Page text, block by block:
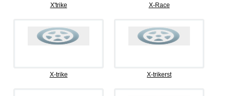
X'trike X-Race
X-trike X-trikerst